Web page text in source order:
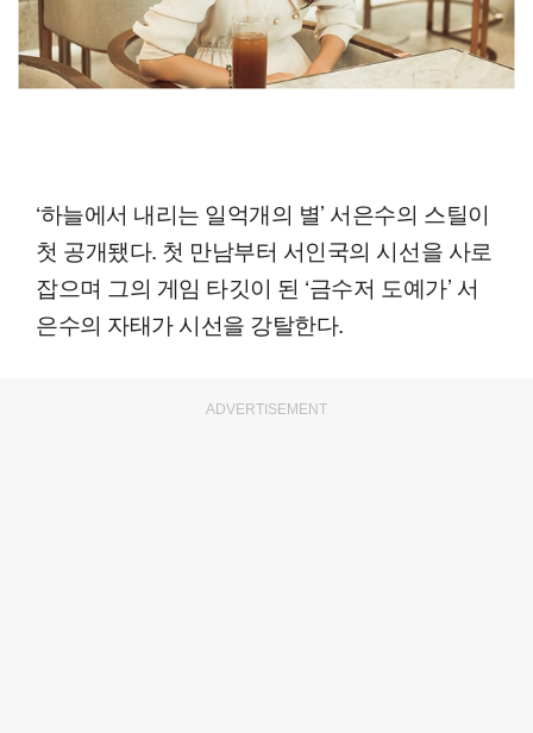
‘하늘에서 내리는 일억개의 별’ 서은수의 스틸이
첫 공개됐다. 첫 만남부터 서인국의 시선을 사로
잡으며 그의 게임 타깃이 된 ‘금수저 도예가’ 서
은수의 자태가 시선을 강탈한다.
ADVERTISEMENT